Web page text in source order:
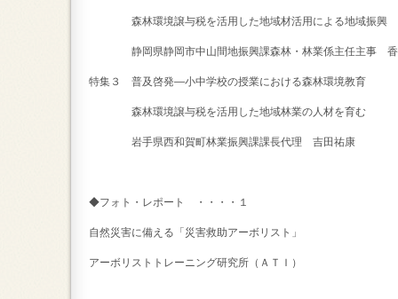
森林環境譲与税を活用した地域材活用による地域振興
静岡県静岡市中山間地振興課森林・林業係主任主事
特集３ 普及啓発―小中学校の授業における森林環境教育
森林環境譲与税を活用した地域林業の人材を育む
岩手県西和賀町林業振興課課長代理 吉田祐康
◆フォト・レポート ・・・・１
自然災害に備える「災害救助アーボリスト」
アーボリストトレーニング研究所（ＡＴＩ）